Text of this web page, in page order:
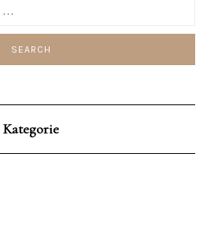
Kategorie